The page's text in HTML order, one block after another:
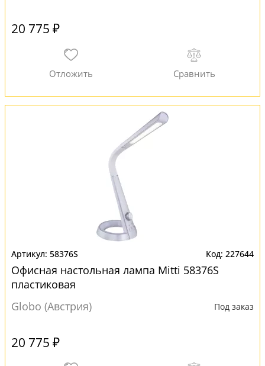
20 775 ₽
58376S 227644
Офисная настольная лампа Mitti 58376S
пластиковая
Globo (Австрия)
Под заказ
20 775 ₽